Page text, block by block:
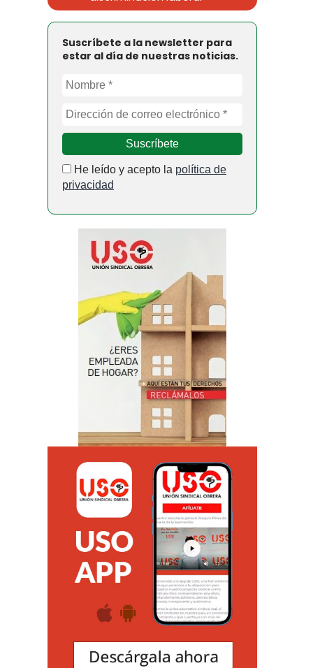
Suscríbete a la newsletter para
estar al día de nuestras noticias.
He leído y acepto la política de
privacidad